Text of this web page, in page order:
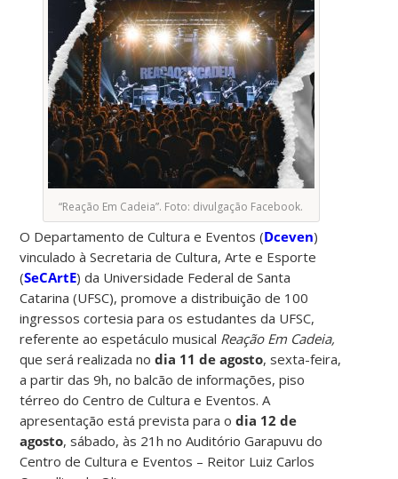
“Reação Em Cadeia”. Foto: divulgação Facebook.
O Departamento de Cultura e Eventos (Dceven)
vinculado à Secretaria de Cultura, Arte e Esporte
(SeCArtE) da Universidade Federal de Santa
Catarina (UFSC), promove a distribuição de 100
ingressos cortesia para os estudantes da UFSC,
referente ao espetáculo musical Reação Em Cadeia,
que será realizada no dia 11 de agosto, sexta-feira,
a partir das 9h, no balcão de informações, piso
térreo do Centro de Cultura e Eventos. A
apresentação está prevista para o dia 12 de
agosto, sábado, às 21h no Auditório Garapuvu do
Centro de Cultura e Eventos – Reitor Luiz Carlos